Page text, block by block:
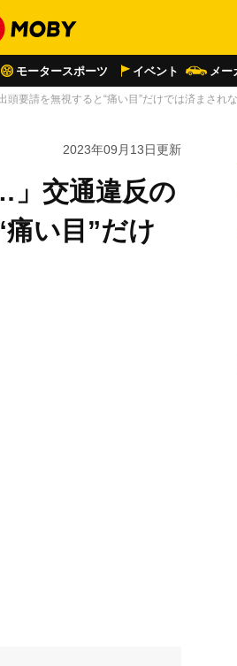
モータースポーツ イベント メー
要請を無視すると“痛い目”だけでは済まされ
2023年09月13日更新
」交通違反の
い目”だけ